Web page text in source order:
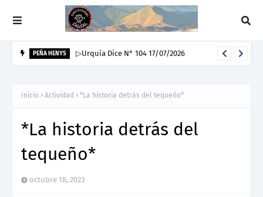
PEÑA HENYS ▷Urquía Dice N° 104 17/07/2026
Inicio Actividad *La historia detrás del tequeño*
*La historia detrás del
tequeño*
octubre 18, 2023